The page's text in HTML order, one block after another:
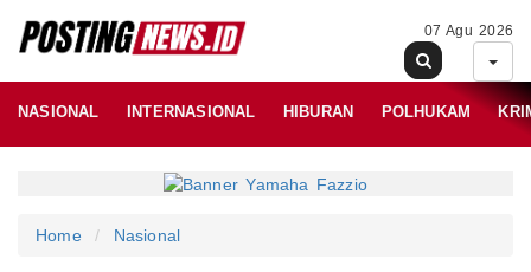
07 Agu 2026
NASIONAL INTERNASIONAL HIBURAN POLHUKAM
Home Nasional